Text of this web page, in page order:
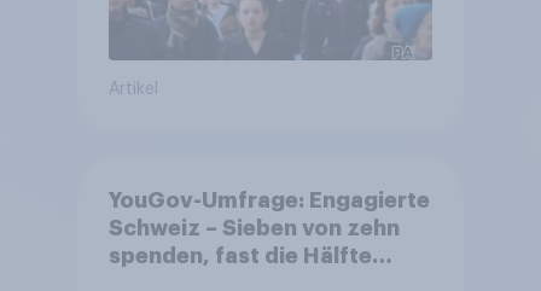
Artikel
YouGov-Umfrage: Engagierte
Schweiz – Sieben von zehn
spenden, fast die Hälfte